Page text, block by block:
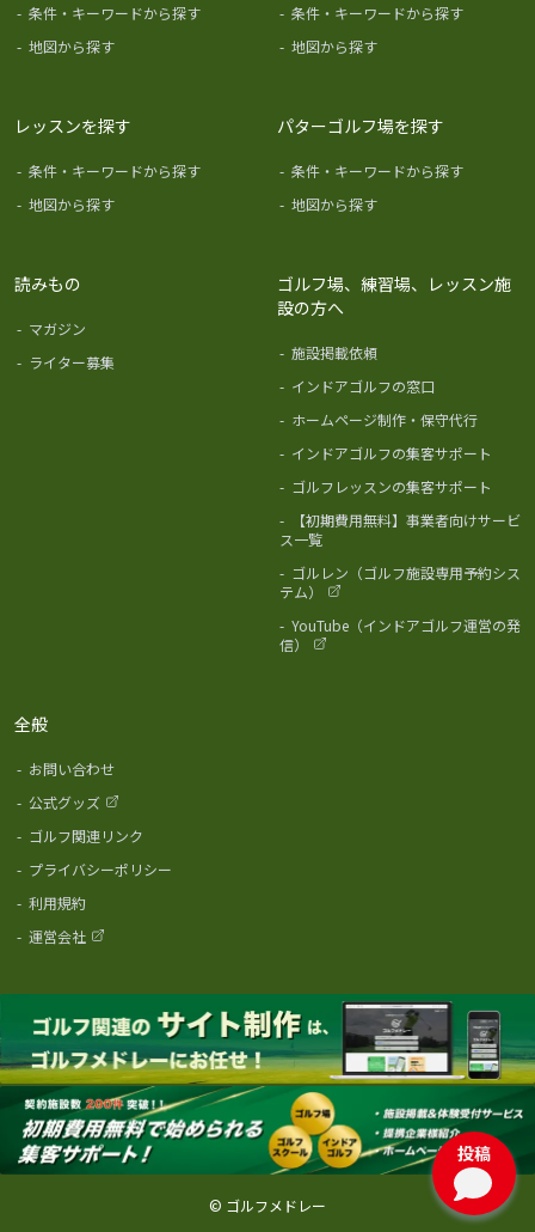
投稿
- 条件・キーワードから探す
- 地図から探す
- 条件・キーワードから探す
- 地図から探す
レッスンを探す
- 条件・キーワードから探す
- 地図から探す
パターゴルフ場を探す
- 条件・キーワードから探す
- 地図から探す
読みもの
- マガジン
- ライター募集
ゴルフ場、練習場、レッスン施
設の方へ
- 施設掲載依頼
- インドアゴルフの窓口
- ホームページ制作・保守代行
- インドアゴルフの集客サポート
- ゴルフレッスンの集客サポート
-
【初期費用無料】事業者向けサービ
ス一覧
- ゴルレン（ゴルフ施設専用予約シス
テム）
- YouTube（インドアゴルフ運営の発
信）
全般
- お問い合わせ
- 公式グッズ
- ゴルフ関連リンク
- プライバシーポリシー
- 利用規約
- 運営会社
© ゴルフメドレー